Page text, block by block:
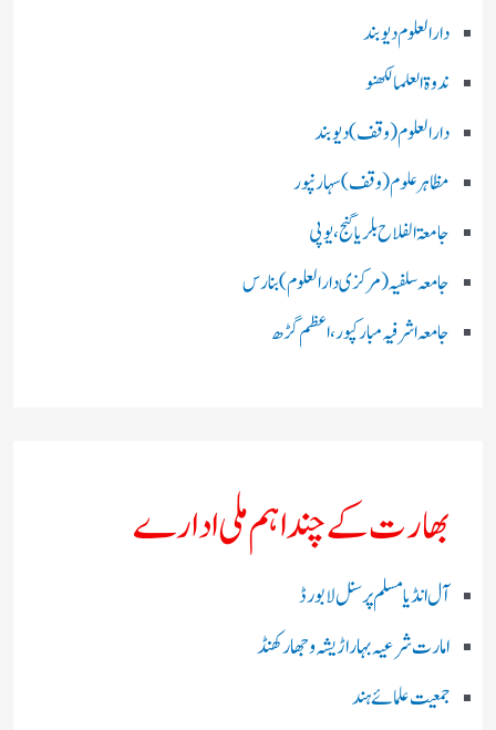
دارالعلوم دیوبند
ندوۃالعلما لکھنو
دارالعلوم (وقف)دیوبند
مظاہرعلوم (وقف)سہارنپور
جامعۃ الفلاح بلریاگنج،یوپی
جامعہ سلفیہ(مرکزی دارالعلوم )بنارس
جامعہ اشرفیہ مبارکپور،اعظم گڑھ
بھارت کے چند اہم ملی ادارے
آل انڈیا مسلم پرسنل لا بورڈ
امارت شرعیہ بہار اڑیشہ و جھارکھنڈ
جمعیت علمائے ہند